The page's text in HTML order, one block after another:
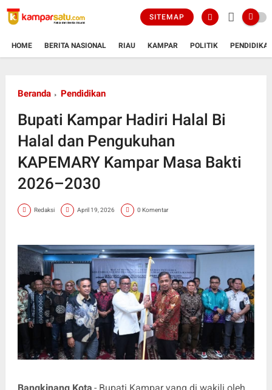
SITEMAP
HOME BERITA NASIONAL RIAU KAMPAR POLITIK
Beranda Pendidikan
Bupati Kampar Hadiri Halal Bi
Halal dan Pengukuhan
KAPEMARY Kampar Masa Bakti
2026–2030
Redaksi April 19, 2026 0 Komentar